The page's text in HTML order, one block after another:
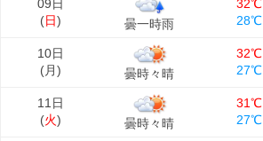
09日
(日) 曇一時雨
32℃
28℃
10日
(月) 曇時々晴
32℃
27℃
11日
(火) 曇時々晴
31℃
27℃